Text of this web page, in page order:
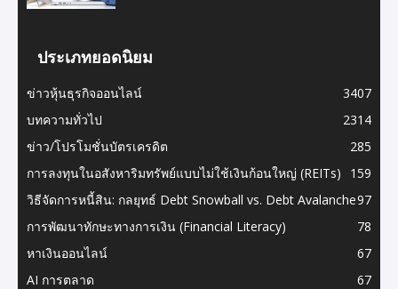
ประเภทยอดนิยม
ข่าวหุ้นธุรกิจออนไลน์
3407
บทความทั่วไป
2314
ข่าว/โปรโมชั่นบัตรเครดิต
285
การลงทุนในอสังหาริมทรัพย์แบบไม่ใช้เงินก้อนใหญ่ (REITs)
159
วิธีจัดการหนี้สิน: กลยุทธ์ Debt Snowball vs. Debt Avalanche97
การพัฒนาทักษะทางการเงิน (Financial Literacy)
78
หาเงินออนไลน์
67
AI การตลาด
67